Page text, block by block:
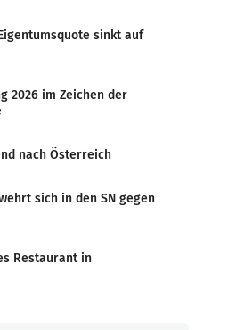
sinkt auf
2026 im Zeichen der
nach Österreich
sich in den SN gegen
Restaurant in